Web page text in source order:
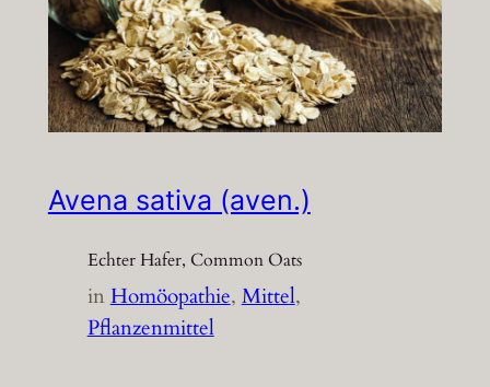
Avena sativa (aven.)
Echter Hafer, Common Oats
inHomöopathie, Mittel
Pflanzenmittel